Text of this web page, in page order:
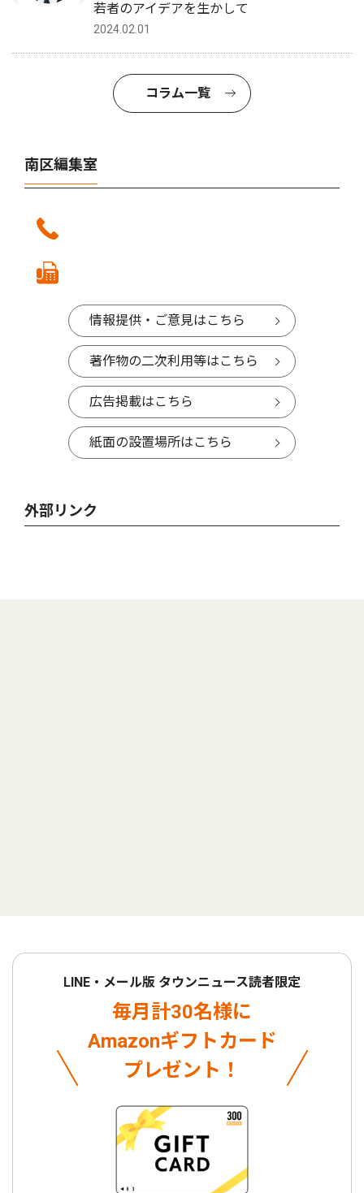
若者のアイデアを生かして
2024.02.01
コラム一覧
南区編集室
情報提供・ご意見はこちら
著作物の二次利用等はこちら
広告掲載はこちら
紙面の設置場所はこちら
外部リンク
LINE・メール版 タウンニュース読者限定
毎月計30名様に
Amazonギフトカード
プレゼント！